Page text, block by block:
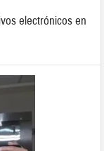
electrónicos en